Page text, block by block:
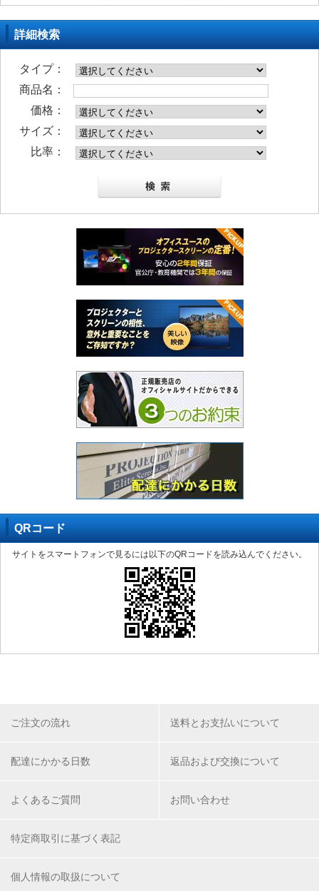
詳細検索
タイプ：
商品名：
価格：
サイズ：
比率：
QRコード
サイトをスマートフォンで見るには以下のQRコードを読み込んでください。
ご注文の流れ 送料とお支払いについて
配達にかかる日数 返品および交換について
よくあるご質問 お問い合わせ
特定商取引に基づく表記
個人情報の取扱について